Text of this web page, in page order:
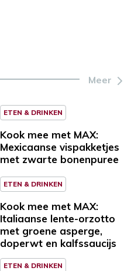
Meer
ETEN & DRINKEN
Kook mee met MAX:
Mexicaanse vispakketjes
met zwarte bonenpuree
ETEN & DRINKEN
Kook mee met MAX:
Italiaanse lente-orzotto
met groene asperge,
doperwt en kalfssaucijs
ETEN & DRINKEN